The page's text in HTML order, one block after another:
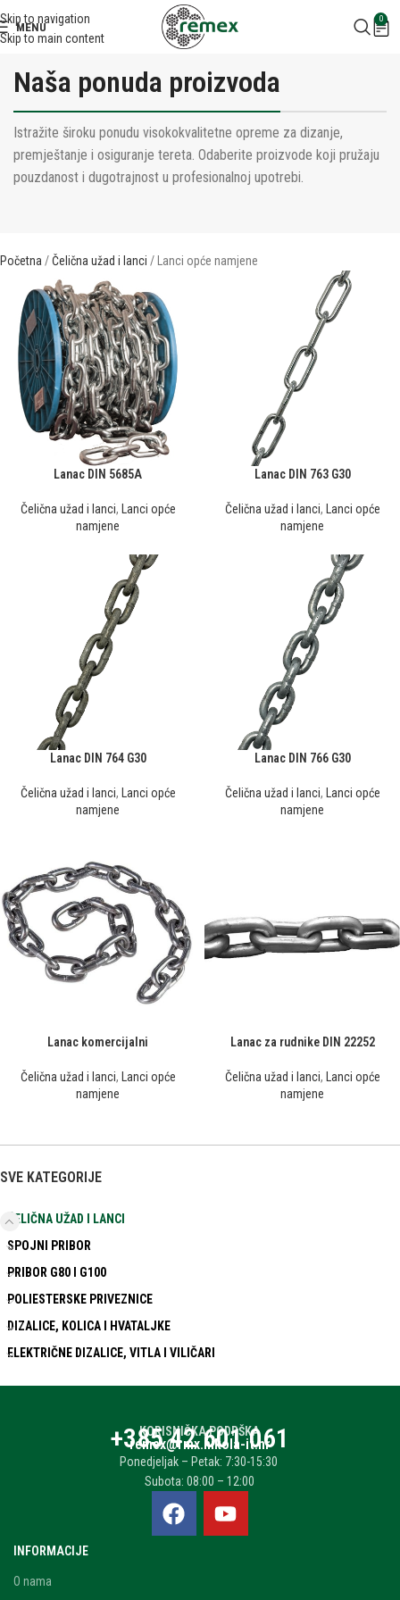
Skip to navigation
Skip to main content
MENU
0
Naša ponuda proizvoda
Istražite široku ponudu visokokvalitetne opreme za dizanje,
premještanje i osiguranje tereta. Odaberite proizvode koji pružaju
pouzdanost i dugotrajnost u profesionalnoj upotrebi.
Početna Čelična užad i lanci Lanci opće namjene
Lanac DIN 5685A
Čelična užad i lanci,
Lanci opće
namjene
Lanac DIN 763 G30
Čelična užad i lanci,
Lanci opće
namjene
Lanac DIN 764 G30
Čelična užad i lanci,
Lanci opće
namjene
Lanac DIN 766 G30
Čelična užad i lanci,
Lanci opće
namjene
Lanac komercijalni
Čelična užad i lanci,
Lanci opće
namjene
Lanac za rudnike DIN 22252
Čelična užad i lanci,
Lanci opće
namjene
SVE KATEGORIJE
ČELIČNA UŽAD I LANCI
SPOJNI PRIBOR
PRIBOR G80 I G100
POLIESTERSKE PRIVEZNICE
DIZALICE, KOLICA I HVATALJKE
ELEKTRIČNE DIZALICE, VITLA I VILIČARI
KORISNIČKA PODRŠKA
+385 42 601 061
remex@rmx.nikola-it.hr
Ponedjeljak – Petak: 7:30-15:30
Subota: 08:00 – 12:00
INFORMACIJE
O nama